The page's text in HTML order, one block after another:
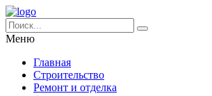
Меню
Главная
Строительство
Ремонт и отделка